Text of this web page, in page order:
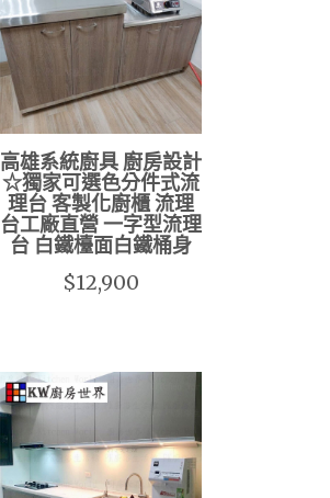
高雄系統廚具 廚房設計
☆獨家可選色分件式流
理台 客製化廚櫃 流理
台工廠直營 一字型流理
台 白鐵檯面白鐵桶身
$12,900